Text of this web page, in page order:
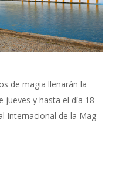
de magia llenarán la
jueves y hasta el día 18
Internacional de la Mag